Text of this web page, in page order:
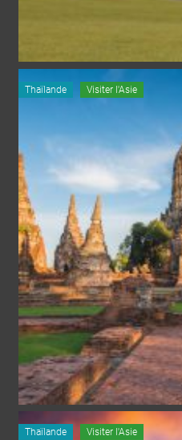
Thaïlande Visiter l'Asie
Thaïlande Visiter l'Asie